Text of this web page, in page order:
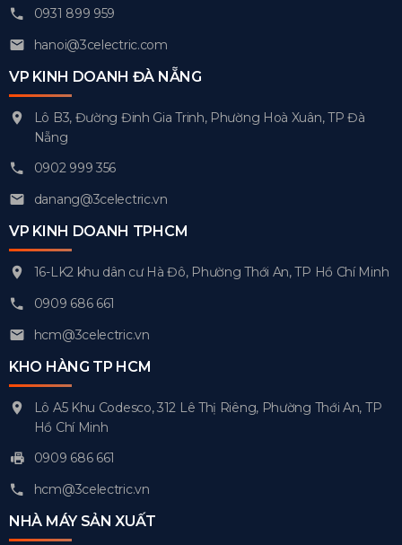
0931 899 959
hanoi@3celectric.com
VP KINH DOANH ĐÀ NẴNG
Lô B3, Đường Đinh Gia Trinh, Phường Hoà Xuân, TP Đà
Nẵng
0902 999 356
danang@3celectric.vn
VP KINH DOANH TPHCM
16-LK2 khu dân cư Hà Đô, Phường Thới An, TP Hồ Chí Minh
0909 686 661
hcm@3celectric.vn
KHO HÀNG TP HCM
Lô A5 Khu Codesco, 312 Lê Thị Riêng, Phường Thới An, TP
Hồ Chí Minh
0909 686 661
hcm@3celectric.vn
NHÀ MÁY SẢN XUẤT